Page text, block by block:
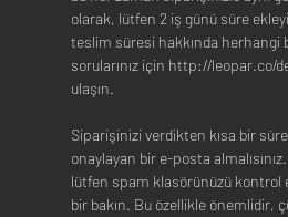
olarak, lütfen 2 iş günü süre
teslim süresi hakkında herhangi
sorularınız için http://leopar.co/
ulaşın.
Siparişinizi verdikten kısa bir
onaylayan bir e-posta
lütfen spam klasörünüzü kontrol
bir bakın. Bu özellikle önemlidir,